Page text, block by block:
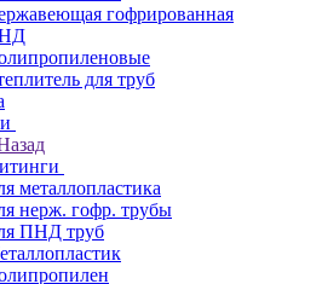
гофрированная
для труб
металлопластика
нерж. гофр. трубы
ПНД труб